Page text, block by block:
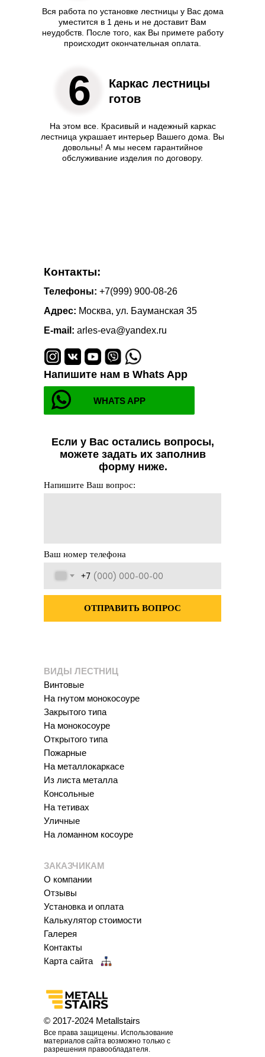
6
Вся работа по установке лестницы у Вас дома
уместится в 1 день и не доставит Вам
неудобств. После того, как Вы примете работу
происходит окончательная оплата.
Каркас лестницы
готов
На этом все. Красивый и надежный каркас
лестница украшает интерьер Вашего дома. Вы
довольны! А мы несем гарантийное
обслуживание изделия по договору.
WHATS APP
Телефоны: +7(999) 900-08-26
Контакты:
Адрес: Москва, ул. Бауманская 35
E-mail: arles-eva@yandex.ru
Напишите нам в Whats App
Напишите Ваш вопрос:
Ваш номер телефона
+7
ОТПРАВИТЬ ВОПРОС
Если у Вас остались вопросы,
можете задать их заполнив
форму ниже.
ВИДЫ ЛЕСТНИЦ
© 2017-2024 Metallstairs
Все права защищены. Использование
материалов сайта возможно только с
разрешения правообладателя.
Винтовые
На гнутом монокосоуре
Закрытого типа
На монокосоуре
Открытого типа
Пожарные
На металлокаркасе
Из листа металла
Консольные
На тетивах
Уличные
На ломанном косоуре
ЗАКАЗЧИКАМ
О компании
Отзывы
Установка и оплата
Калькулятор стоимости
Галерея
Контакты
Карта сайта